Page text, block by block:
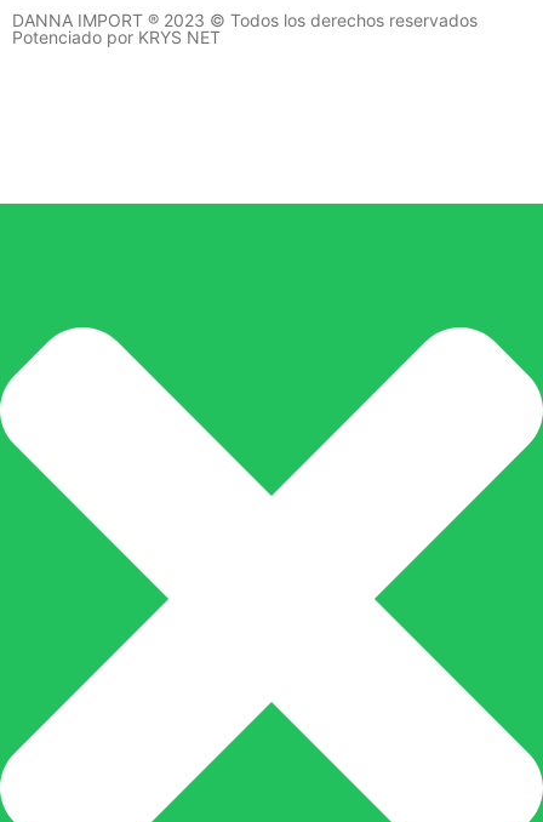
DANNA IMPORT ® 2023 © Todos los derechos reservados
Potenciado por KRYS NET